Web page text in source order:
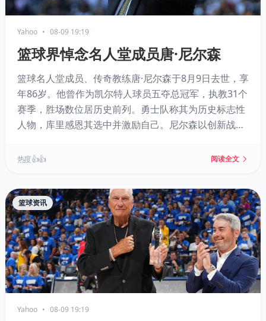
Yahoo • 08-09 19:19
篮球界悼念名人堂成员唐·尼尔森
篮球名人堂成员、传奇教练唐·尼尔森于8月9日去世，享
年86岁。他曾作为凯尔特人球员五夺总冠军，执教31个
赛季，胜场数位居历史前列。勇士队称其为历史标志性
人物，库里感恩其选中并激励自己。尼尔森以创新战术
悼念。
热度 👍👍 阅读全文
篮球资讯
Yahoo • 08-09 19:19